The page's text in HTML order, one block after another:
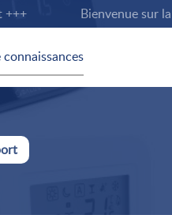
Bienvenue sur la
connaissances